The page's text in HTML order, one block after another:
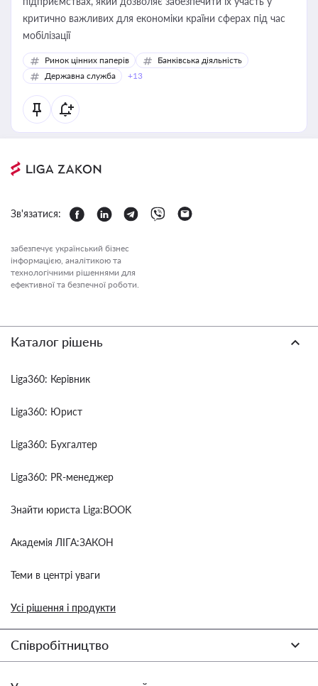
критично важливих для економіки країни сферах під час
мобілізації
Ринок цінних паперів
Банківська діяльність
Державна служба
+13
Зв'язатися:
забезпечує український бізнес
інформацією, аналітикою та
технологічними рішеннями для
ефективної та безпечної роботи.
Каталог рішень
Liga360: Керівник
Liga360: Юрист
Liga360: Бухгалтер
Liga360: PR-менеджер
Знайти юриста Liga:BOOK
Академія ЛІГА:ЗАКОН
Теми в центрі уваги
Усі рішення і продукти
Співробітництво